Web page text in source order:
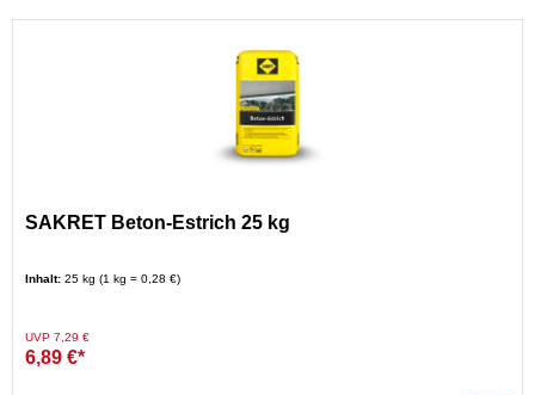
SAKRET Beton-Estrich 25 kg
Inhalt: 25 kg (1 kg = 0,28 €)
Preis reduziert von
UVP 7,29 €auf
6,89 €*